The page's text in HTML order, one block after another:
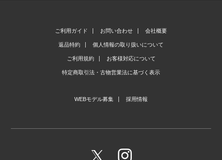
ご利用ガイド お問い合わせ 会社概要
返品特約 個人情報の取り扱いについて
ご利用規約 お客様対応について
特定商取引法・古物営業法に基づく表示
WEBモデル募集 採用情報